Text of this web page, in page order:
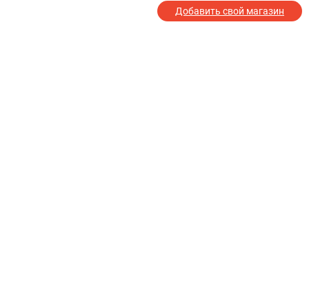
Добавить свой магазин